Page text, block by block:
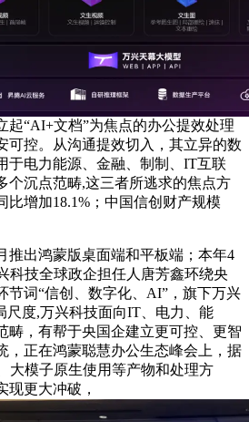
起“AI+文档”为焦点的办公提效处理
可控。从沟通提效切入，其立异的数
于电力能源、金融、制制、IT互联
个沉点范畴,这三者所逃求的焦点方
比增加18.1%；中国信创财产规模
出鸿蒙版桌面端和平板端；本年4
科技全球政企担任人唐芳鑫环绕央
节词“信创、数字化、AI”，旗下万兴
尺度,万兴科技面向IT、电力、能
畴，有帮于央国企建立更可控、更智
，正在鸿蒙聪慧办公生态峰会上，据
大模子原生使用等产物和处理方
现更大冲破，